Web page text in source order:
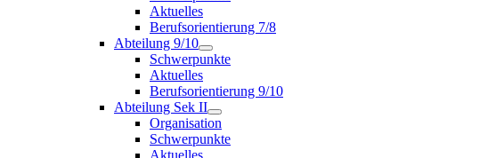
Aktuelles
Berufsorientierung 7/8
Abteilung 9/10
Schwerpunkte
Aktuelles
Berufsorientierung 9/10
Abteilung Sek II
Organisation
Schwerpunkte
Aktuelles